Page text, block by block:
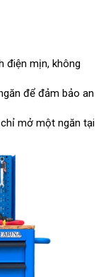
điện mịn, không
để đảm bảo an
mở một ngăn tại